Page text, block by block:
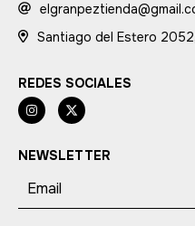
Santiago del Estero
REDES SOCIALES
NEWSLETTER